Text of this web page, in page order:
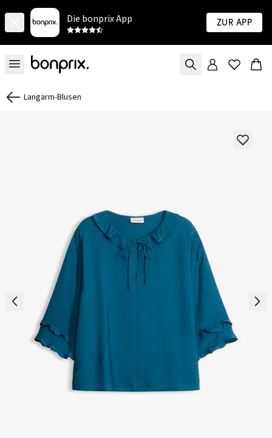
Die bonprix App Zur App
Langarm-Blusen